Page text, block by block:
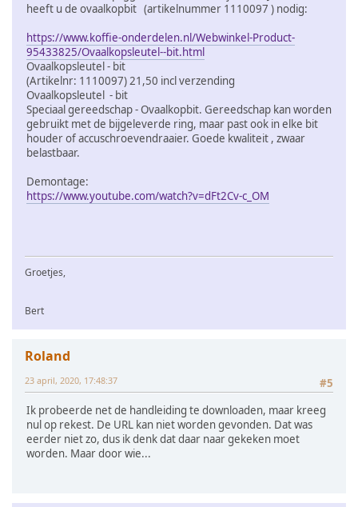
heeft u de ovaalkopbit (artikelnummer 1110097 ) nodig:
https://www.koffie-onderdelen.nl/Webwinkel-Product-
95433825/Ovaalkopsleutel--bit.html
Ovaalkopsleutel - bit
(Artikelnr: 1110097) 21,50 incl verzending
Ovaalkopsleutel - bit
Speciaal gereedschap - Ovaalkopbit. Gereedschap kan worden
gebruikt met de bijgeleverde ring, maar past ook in elke bit
houder of accuschroevendraaier. Goede kwaliteit , zwaar
belastbaar.
Demontage:
https://www.youtube.com/watch?v=dFt2Cv-c_OM
Groetjes,
Bert
Roland
#5
23 april, 2020, 17:48:37
Ik probeerde net de handleiding te downloaden, maar kreeg
nul op rekest. De URL kan niet worden gevonden. Dat was
eerder niet zo, dus ik denk dat daar naar gekeken moet
worden. Maar door wie...